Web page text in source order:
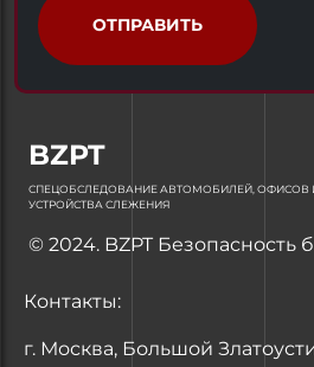
ОТПРАВИТЬ
BZPT
СПЕЦОБСЛЕДОВАНИЕ АВТОМОБИЛЕЙ, ОФИСОВ
УСТРОЙСТВА СЛЕЖЕНИЯ
© 2024. BZPT Безопасность
Контакты:
г. Москва, Большой